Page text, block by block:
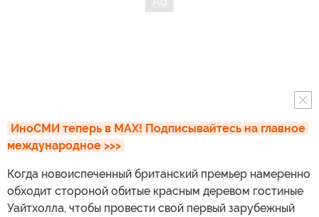
ИноСМИ теперь в MAX! Подписывайтесь на главное
международное >>>
Когда новоиспеченный британский премьер намеренно
обходит стороной обитые красным деревом гостиные
Уайтхолла, чтобы провести свой первый зарубежный